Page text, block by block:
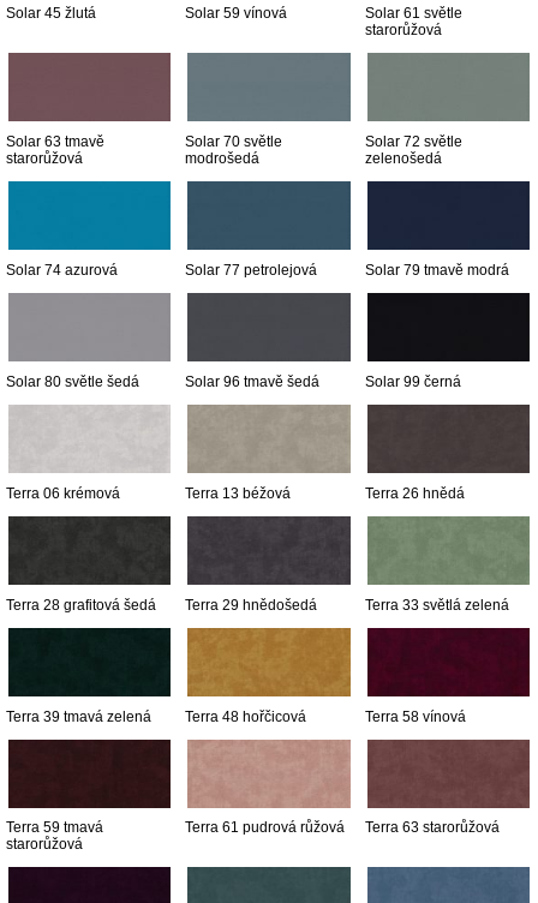
Solar 45 žlutá Solar 59 vínová
Solar 61 světle
starorůžová
Solar 63 tmavě
starorůžová
Solar 70 světle
modrošedá
Solar 72 světle
zelenošedá
Solar 74 azurová Solar 77 petrolejová Solar 79 tmavě modrá
Solar 80 světle šedá Solar 96 tmavě šedá Solar 99 černá
Terra 06 krémová Terra 13 béžová Terra 26 hnědá
Terra 28 grafitová šedá Terra 29 hnědošedá Terra 33 světlá zelená
Terra 39 tmavá zelená Terra 48 hořčicová Terra 58 vínová
Terra 59 tmavá
starorůžová
Terra 61 pudrová růžová Terra 63 starorůžová